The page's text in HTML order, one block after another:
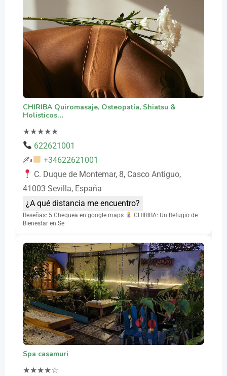
CHIRIBA Quiromasaje, Osteopatía, Shiatsu &
Holisticos…
★★★★★
622621001
✍
+34622621001
C. Duque de Montemar, 8, Casco Antiguo,
41003 Sevilla, España
¿A qué distancia me encuentro?
Reseñas: 5 Chequea en google maps
CHIRIBA: Un Refugio de
Bienestar en Se
Spa casamuri
★★★★☆